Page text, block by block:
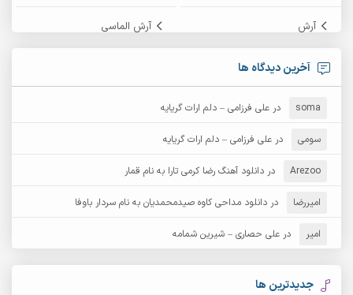
آرش آرش الماسی
آرش امامی
آرش دی جی 2
آرش عثمان
آرش مبهم آرش مستشیری
آرش مهرابی آرش نظری
آرشام
آرکاداش
آخرین دیدگاه ها
soma در علی فرزامی – دلم ارات گریایه
سومی در علی فرزامی – دلم ارات گریایه
Arezoo در دانلود آهنگ رضا کرمی تارا به نام قمار
امیررضا در دانلود مداحی کاوه صیدمحمدیان به نام سردار باوفا
امیر در علی حصاری – شیرین شمامه
جدیدترین ها